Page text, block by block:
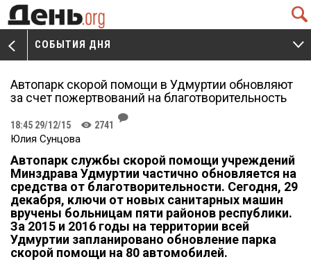
Q
V
СОБЫТИЯ ДНЯ
W
Автопарк скорой помощи в Удмуртии обновляют
за счет пожертвований на благотворительность
18:45 29/12/15 K 2741
J
Юлия Сунцова
Автопарк службы скорой помощи учреждений
Минздрава Удмуртии частично обновляется на
средства от благотворительности. Сегодня, 29
декабря, ключи от новых санитарных машин
вручены больницам пяти районов республики.
За 2015 и 2016 годы на территории всей
Удмуртии запланировано обновление парка
скорой помощи на 80 автомобилей.